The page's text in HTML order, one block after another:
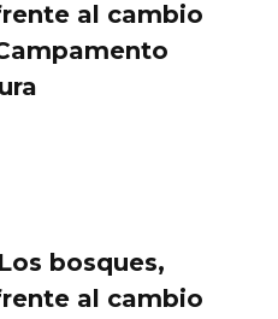
al cambio
bosques,
al cambio